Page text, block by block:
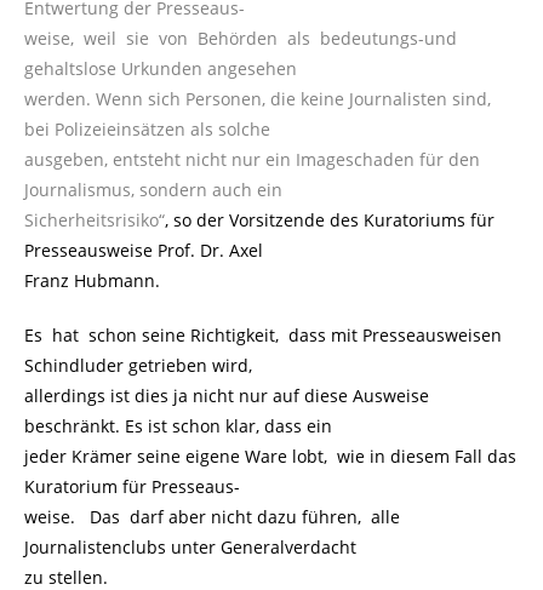
Entwertung der Presseaus-
weise, weil sie von Behörden als bedeutungs-und
gehaltslose Urkunden angesehen
werden. Wenn sich Personen, die keine Journalisten sind,
bei Polizeieinsätzen als solche
ausgeben, entsteht nicht nur ein Imageschaden für den
Journalismus, sondern auch ein
Sicherheitsrisiko“, so der Vorsitzende des Kuratoriums für
Presseausweise Prof. Dr. Axel
Franz Hubmann.
Es hat schon seine Richtigkeit, dass mit Presseausweisen
Schindluder getrieben wird,
allerdings ist dies ja nicht nur auf diese Ausweise
beschränkt. Es ist schon klar, dass ein
jeder Krämer seine eigene Ware lobt, wie in diesem Fall das
Kuratorium für Presseaus-
weise. Das darf aber nicht dazu führen, alle
Journalistenclubs unter Generalverdacht
zu stellen.